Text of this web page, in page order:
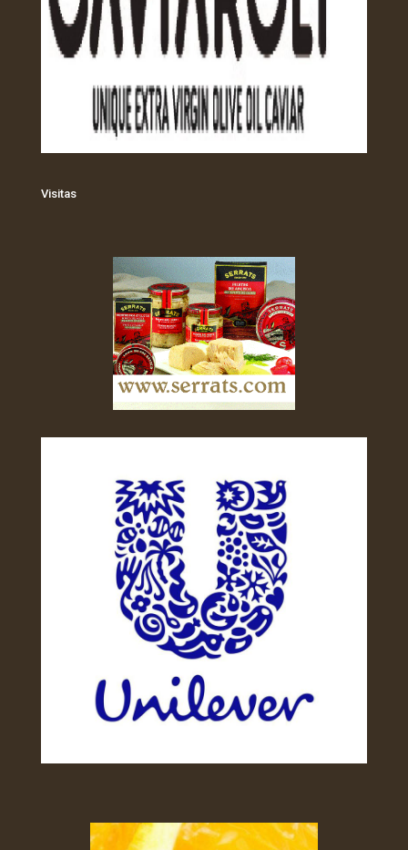
Visitas